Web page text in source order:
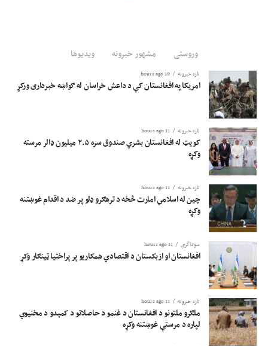
وروستی مشهور خبرونه ویدیوها
تازه خبرونه 10 hours ago
امریکا په افغانستان کې د داعش خراسان له ګواښه خبرداری ورکړ
تازه خبرونه 11 hours ago
کویټ له افغانستان بشري صندوق سره ۲.۵ میلیون ډالر مرسته
وکړه
تازه خبرونه 11 hours ago
چین له اسلامي امارت څخه د ترهګرو ډلو پر ضد د اقدام غوښتنه
وکړه
سوداگري 11 hours ago
افغانستان او ازبکستان د اقتصادي همکاریو پر پراختیا ټینګار وکړ
تازه خبرونه 11 hours ago
ملګرو ملتونو د افغانستان د غنمو د حاصلاتو د کمېدو د مخنیوي
لپاره د مرستې غوښتنه وکړه